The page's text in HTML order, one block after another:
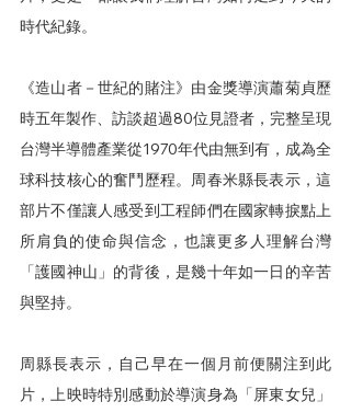
時代紀錄。
《造山者－世紀的賭注》由金獎導演蕭菊貞歷
時五年製作、訪談超過80位見證者，完整呈現
台灣半導體產業從1970年代由無到有，成為全
球科技核心的奮鬥歷程。周春米縣長表示，這
部片不僅讓人感受到工程師們在國家轉捩點上
所肩負的使命與信念，也讓更多人理解台灣
「護國神山」的背後，是幾十年如一日的辛苦
與堅持。
周縣長表示，自己早在一個月前便關注到此
片，上映時特別感動於導演身為「屏東女兒」